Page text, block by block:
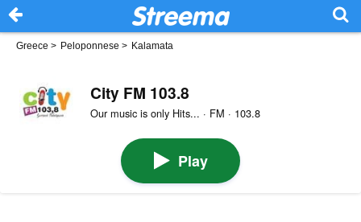
Greece > Peloponnese > Kalamata
City FM 103.8
Our music is only Hits... · FM · 103.8
Play